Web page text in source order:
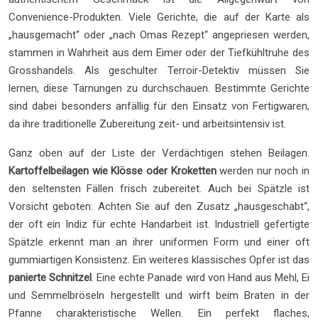
Convenience-Produkten. Viele Gerichte, die auf der Karte als
„hausgemacht“ oder „nach Omas Rezept“ angepriesen werden,
stammen in Wahrheit aus dem Eimer oder der Tiefkühltruhe des
Grosshandels. Als geschulter Terroir-Detektiv müssen Sie
lernen, diese Tarnungen zu durchschauen. Bestimmte Gerichte
sind dabei besonders anfällig für den Einsatz von Fertigwaren,
da ihre traditionelle Zubereitung zeit- und arbeitsintensiv ist.
Ganz oben auf der Liste der Verdächtigen stehen Beilagen.
Kartoffelbeilagen wie Klösse oder Krokettenwerden nur noch in
den seltensten Fällen frisch zubereitet. Auch bei Spätzle ist
Vorsicht geboten: Achten Sie auf den Zusatz „hausgeschabt“,
der oft ein Indiz für echte Handarbeit ist. Industriell gefertigte
Spätzle erkennt man an ihrer uniformen Form und einer oft
gummiartigen Konsistenz. Ein weiteres klassisches Opfer ist das
panierte Schnitzel. Eine echte Panade wird von Hand aus Mehl, Ei
und Semmelbröseln hergestellt und wirft beim Braten in der
Pfanne charakteristische Wellen. Ein perfekt flaches,